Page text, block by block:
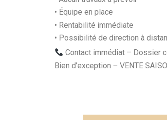
• Équipe en place
• Rentabilité immédiate
• Possibilité de direction à
Contact immédiat – Dossier
Bien d’exception – VENTE